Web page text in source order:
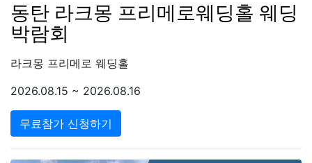
동탄 라크몽 프리메로웨딩홀 웨딩
박람회
라크몽 프리메로 웨딩홀
2026.08.15 ~ 2026.08.16
무료참가 신청하기